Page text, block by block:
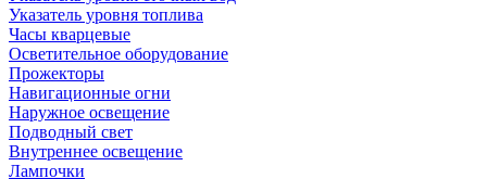
Указатель уровня топлива
Часы кварцевые
Осветительное оборудование
Прожекторы
Навигационные огни
Наружное освещение
Подводный свет
Внутреннее освещение
Лампочки